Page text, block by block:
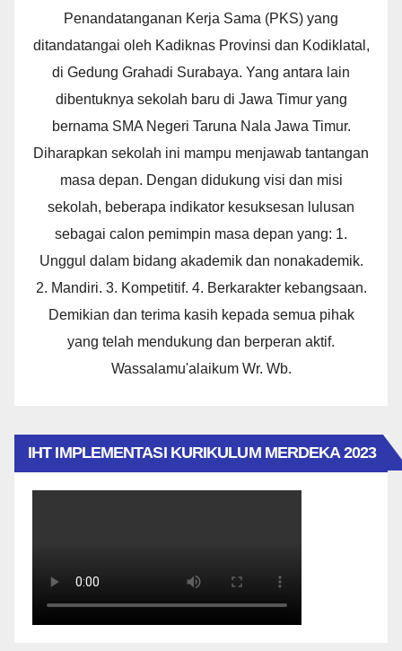
Penandatanganan Kerja Sama (PKS) yang
ditandatangai oleh Kadiknas Provinsi dan Kodiklatal,
di Gedung Grahadi Surabaya. Yang antara lain
dibentuknya sekolah baru di Jawa Timur yang
bernama SMA Negeri Taruna Nala Jawa Timur.
Diharapkan sekolah ini mampu menjawab tantangan
masa depan. Dengan didukung visi dan misi
sekolah, beberapa indikator kesuksesan lulusan
sebagai calon pemimpin masa depan yang: 1.
Unggul dalam bidang akademik dan nonakademik.
2. Mandiri. 3. Kompetitif. 4. Berkarakter kebangsaan.
Demikian dan terima kasih kepada semua pihak
yang telah mendukung dan berperan aktif.
Wassalamu'alaikum Wr. Wb.
IHT IMPLEMENTASI KURIKULUM MERDEKA 2023